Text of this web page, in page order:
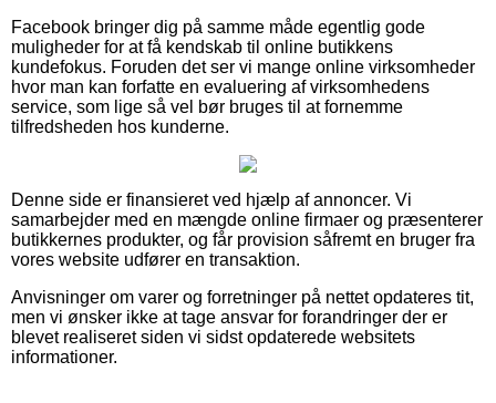
Facebook bringer dig på samme måde egentlig gode
muligheder for at få kendskab til online butikkens
kundefokus. Foruden det ser vi mange online virksomheder
hvor man kan forfatte en evaluering af virksomhedens
service, som lige så vel bør bruges til at fornemme
tilfredsheden hos kunderne.
Denne side er finansieret ved hjælp af annoncer. Vi
samarbejder med en mængde online firmaer og præsenterer
butikkernes produkter, og får provision såfremt en bruger fra
vores website udfører en transaktion.
Anvisninger om varer og forretninger på nettet opdateres tit,
men vi ønsker ikke at tage ansvar for forandringer der er
blevet realiseret siden vi sidst opdaterede websitets
informationer.